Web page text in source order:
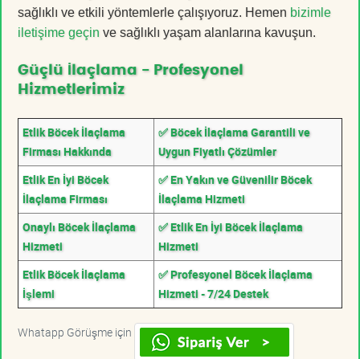
sağlıklı ve etkili yöntemlerle çalışıyoruz. Hemen bizimle
iletişime geçin ve sağlıklı yaşam alanlarına kavuşun.
Güçlü İlaçlama - Profesyonel
Hizmetlerimiz
Etlik Böcek İlaçlama
Firması Hakkında
✅ Böcek İlaçlama Garantili ve
Uygun Fiyatlı Çözümler
Etlik En İyi Böcek
İlaçlama Firması
✅ En Yakın ve Güvenilir Böcek
İlaçlama Hizmeti
Onaylı Böcek İlaçlama
Hizmeti
✅ Etlik En İyi Böcek İlaçlama
Hizmeti
Etlik Böcek İlaçlama
İşlemi
✅ Profesyonel Böcek İlaçlama
Hizmeti - 7/24 Destek
Whatapp Görüşme için